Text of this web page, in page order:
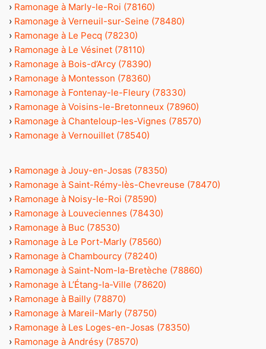
› Ramonage à Marly-le-Roi (78160)
› Ramonage à Verneuil-sur-Seine (78480)
› Ramonage à Le Pecq (78230)
› Ramonage à Le Vésinet (78110)
› Ramonage à Bois-d’Arcy (78390)
› Ramonage à Montesson (78360)
› Ramonage à Fontenay-le-Fleury (78330)
› Ramonage à Voisins-le-Bretonneux (78960)
› Ramonage à Chanteloup-les-Vignes (78570)
› Ramonage à Vernouillet (78540)
› Ramonage à Jouy-en-Josas (78350)
› Ramonage à Saint-Rémy-lès-Chevreuse (78470)
› Ramonage à Noisy-le-Roi (78590)
› Ramonage à Louveciennes (78430)
› Ramonage à Buc (78530)
› Ramonage à Le Port-Marly (78560)
› Ramonage à Chambourcy (78240)
› Ramonage à Saint-Nom-la-Bretèche (78860)
› Ramonage à L’Étang-la-Ville (78620)
› Ramonage à Bailly (78870)
› Ramonage à Mareil-Marly (78750)
› Ramonage à Les Loges-en-Josas (78350)
› Ramonage à Andrésy (78570)